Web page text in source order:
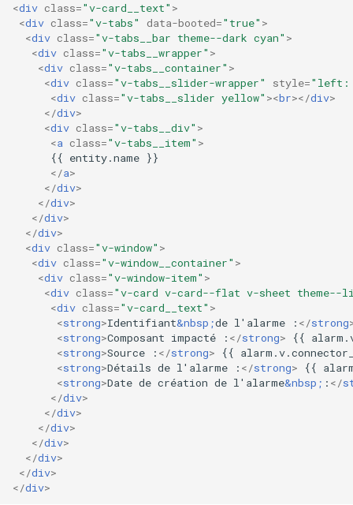
<div class="v-card__text" >
<div class="v-tabs" data-booted="true" >
<div class="v-tabs__bar theme--dark cyan" >
<div class="v-tabs__wrapper" >
<div class="v-tabs__container" >
<div class="v-tabs__slider-wrapper" style="left:
<div class="v-tabs__slider yellow" ><br></div>
</div>
<div class="v-tabs__div" >
<a class="v-tabs__item" >
      {{ entity.name }}
</a>
</div>
</div>
</div>
</div>
<div class="v-window" >
<div class="v-window__container" >
<div class="v-window-item" >
<div class="v-card v-card--flat v-sheet theme--
<div class="v-card__text" >
<strong>Identifiant&nbsp;de l'alarme : </strong
<strong>Composant impacté : </strong> {{
<strong>Source : </strong> {{
<strong>Détails de l'alarme : </strong> {{
<strong>Date de création de l'alarme&nbsp; : </
</div>
</div>
</div>
</div>
</div>
</div>
</div>